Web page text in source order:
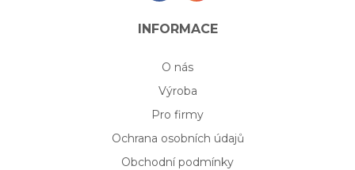
INFORMACE
O nás
Výroba
Pro firmy
Ochrana osobních údajů
Obchodní podmínky